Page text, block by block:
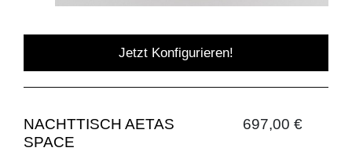
Jetzt Konfigurieren!
NACHTTISCH AETAS
SPACE
697,00 €